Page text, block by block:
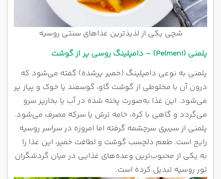
شچی یکی از لذیذترین غذاهای سنتی روسیه
پلمنی (Pelmeni) – دامپلینگ روسی پر از گوشت
پلمنی به نوعی دامپلینگ (خمیر پرشده) گفته می‌شود که
درون آن با مخلوطی از گوشت گاو، گوسفند یا خوک و پیاز پر
می‌شود. این غذا به‌صورت پخته شده در آب یا بخارپز سرو
می‌گردد و گاهی با کره، خامه ترش یا سرکه مصرف می‌شود.
پلمنی از سیبری سرچشمه گرفته اما امروزه در سراسر روسیه
رایج است. طعم دلچسب گوشت و لطافت خمیر، این غذا را
به یکی از محبوب‌ترین وعده‌های غذایی در میان گردشگران
تور روسیه تبدیل کرده است.